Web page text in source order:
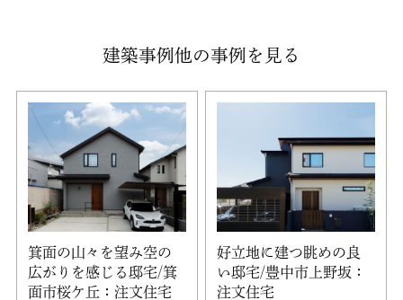
建築事例他の事例を見る
箕面の山々を望み空の
広がりを感じる邸宅/箕
面市桜ケ丘：注文住宅
好立地に建つ眺めの良
い邸宅/豊中市上野坂：
注文住宅